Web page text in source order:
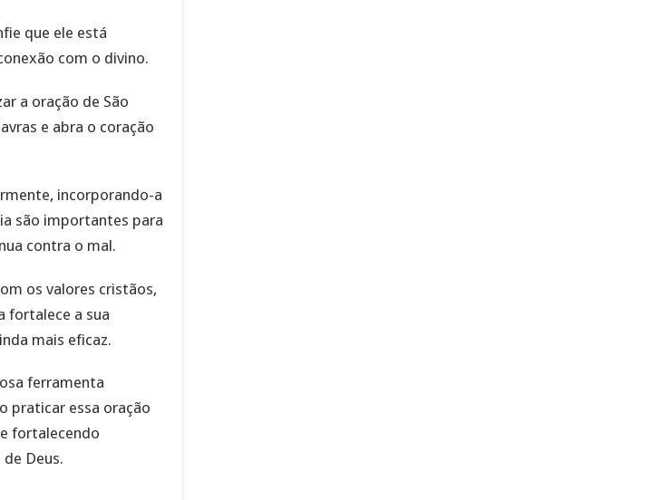
que ele está
com o divino.
a oração de São
e abra o coração
incorporando-a
são importantes para
contra o mal.
os valores cristãos,
fortalece a sua
mais eficaz.
ferramenta
praticar essa oração
fortalecendo
Deus.